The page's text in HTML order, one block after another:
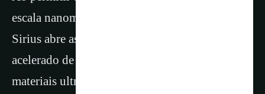
escala nanométrica sob condições extremas, o
Sirius abre as portas para o desenvolvimento
acelerado de novos fármacos e vacinas,
materiais ultra-resistentes para energia